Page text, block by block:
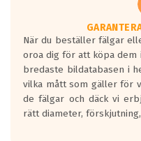
När du beställer fälgar
oroa dig för att köpa dem
bredaste bildatabasen i
vilka mått som gäller för
de fälgar och däck vi
rätt diameter,